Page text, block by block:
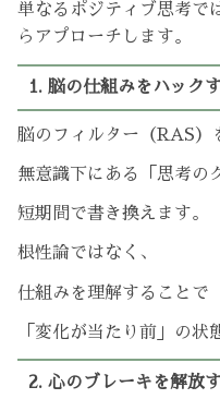
単なるポジティブ思考で
らアプローチします。
1. 脳の仕組みをハック
脳のフィルター（RAS）
無意識下にある「思考の
短期間で書き換えます。
根性論ではなく、
仕組みを理解することで
「変化が当たり前」の状
2. 心のブレーキを解放